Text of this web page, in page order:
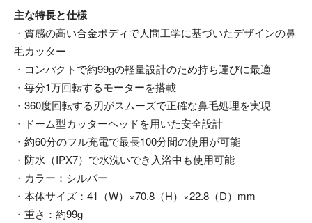
主な特長と仕様
・質感の高い合金ボディで人間工学に基づいたデザインの鼻
毛カッター
・コンパクトで約99gの軽量設計のため持ち運びに最適
・毎分1万回転するモーターを搭載
・360度回転する刃がスムーズで正確な鼻毛処理を実現
・ドーム型カッターヘッドを用いた安全設計
・約60分のフル充電で最長100分間の使用が可能
・防水（IPX7）で水洗いでき入浴中も使用可能
・カラー：シルバー
・本体サイズ：41（W）×70.8（H）×22.8（D）mm
・重さ：約99g